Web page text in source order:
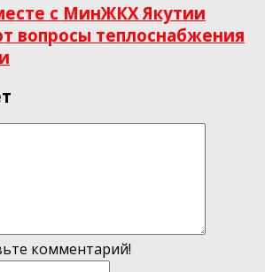
с МинЖКХ Якутии
вопросы теплоснабжения
комментарий!